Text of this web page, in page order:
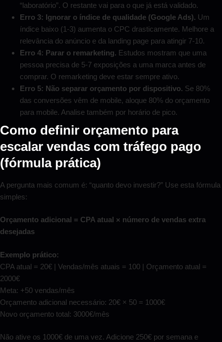
“laboratório”. O restante vai para o que já está validado.
Erro 3: Ignorar o índice de qualidade (Google Ads). Um
índice baixo (1-3) aumenta o CPC drasticamente. Melhore a
relevância do anúncio e da landing page para atingir 7-10.
Erro 4: Parar o remarketing. Estudos mostram que uma
pessoa precisa de 5-7 exposições a uma marca antes de
comprar. O remarketing deve estar sempre ativo.
Erro 5: Não separar orçamento por dispositivo. Se 80%
das conversões vêm de mobile, aloque 80% do orçamento
para mobile. Analise também por horário de pico.
Como definir orçamento para
escalar vendas com tráfego pago
(fórmula prática)
A pergunta mais comum é: “quanto devo investir?” Use esta fórmula
simples:
Orçamento adicional = CPA atual × número de vendas extra
desejadas
Exemplo prático:
CPA atual = 20€ | Vendas/mês atuais = 100 | Orçamento atual =
2000€
Meta: +50 vendas/mês
Orçamento adicional necessário: 20€ × 50 = 1000€
Novo orçamento total: 3000€/mês
Não ative os 1000€ de uma vez. Adicione 250€ por semana e